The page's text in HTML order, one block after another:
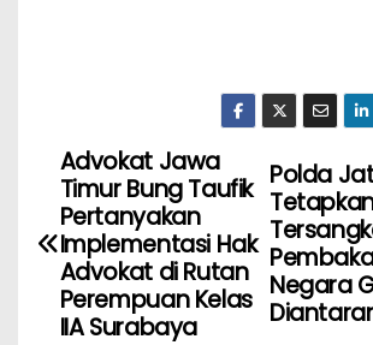
Polda
Negara
Advokat Jawa
Timur Bung Taufik
Pertanyakan
Implementasi Hak
Advokat di Rutan
Perempuan Kelas
IIA Surabaya